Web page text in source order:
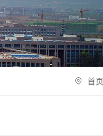
首页